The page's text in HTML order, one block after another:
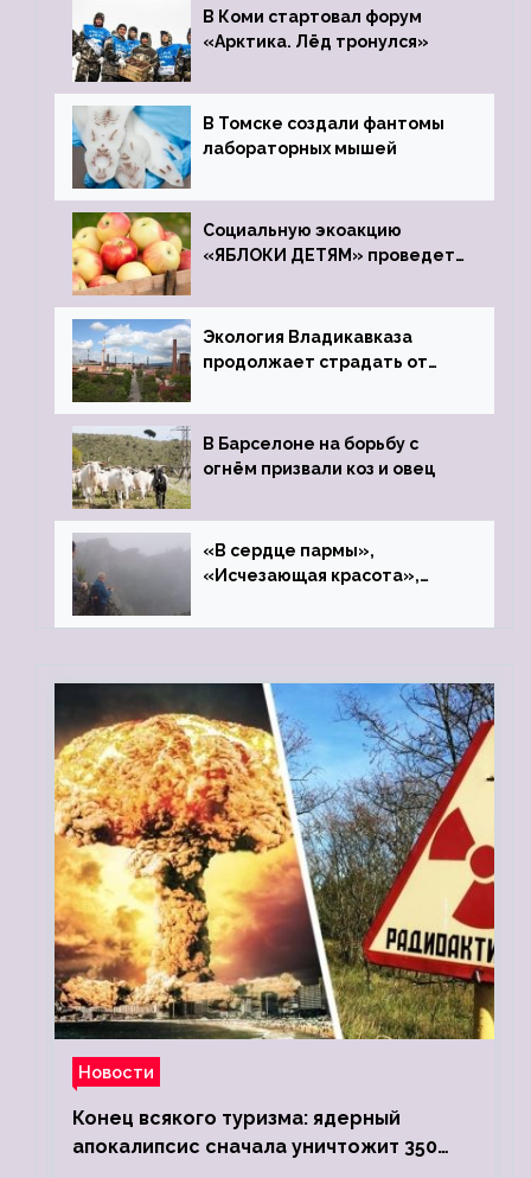
В Коми стартовал форум
«Арктика. Лёд тронулся»
В Томске создали фантомы
лабораторных мышей
Социальную экоакцию
«ЯБЛОКИ ДЕТЯМ» проведет
Экология Владикавказа
продолжает страдать от
В Барселоне на борьбу с
огнём призвали коз и овец
«В сердце пармы»,
«Исчезающая красота»,
Новости
Конец всякого туризма: ядерный
апокалипсис сначала уничтожит 350